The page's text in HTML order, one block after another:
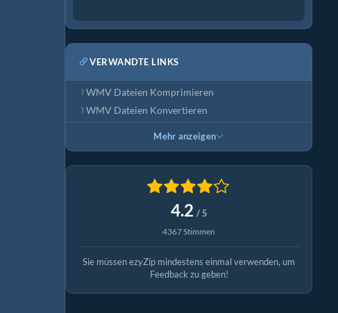
VERWANDTE LINKS
WMV Dateien Komprimieren
WMV Dateien Konvertieren
Mehr anzeigen
4.2 / 5
4367 Stimmen
Sie müssen ezyZip mindestens einmal verwenden, um
Feedback zu geben!